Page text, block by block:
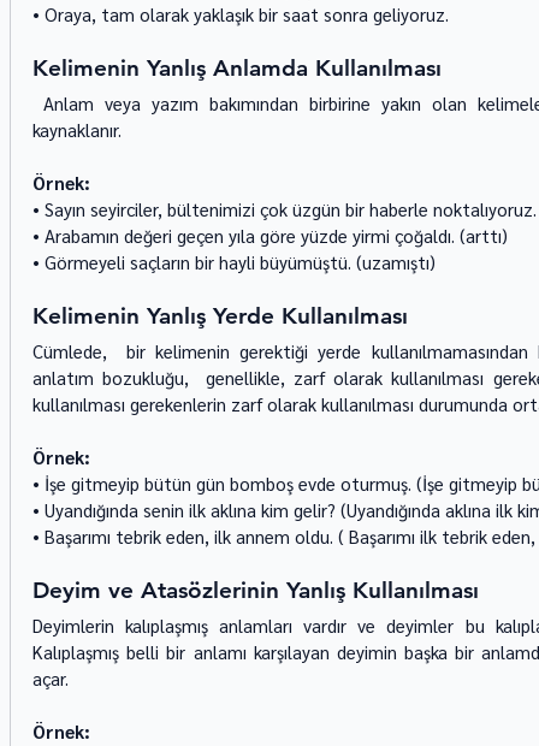
• Oraya, tam olarak yaklaşık bir saat sonra geliyoruz.
Kelimenin Yanlış Anlamda Kullanılması
kaynaklanır.
Örnek:
• Sayın seyirciler, bültenimizi çok üzgün bir haberle
• Arabamın değeri geçen yıla göre yüzde yirmi çoğaldı. (arttı)
• Görmeyeli saçların bir hayli büyümüştü. (uzamıştı)
Kelimenin Yanlış Yerde Kullanılması
Cümlede,  bir kelimenin gerektiği yerde
anlatım bozukluğu,  genellikle, zarf olarak kullanılması
kullanılması gerekenlerin zarf olarak kullanılması durumunda
Örnek:
• İşe gitmeyip bütün gün bomboş evde oturmuş. (İşe gitmeyip
• Uyandığında senin ilk aklına kim gelir? (Uyandığında aklına ilk
• Başarımı tebrik eden, ilk annem oldu. ( Başarımı ilk tebrik
Deyim ve Atasözlerinin Yanlış Kullanılması
Deyimlerin kalıplaşmış anlamları vardır ve deyimler bu
Kalıplaşmış belli bir anlamı karşılayan deyimin başka bir
açar.
Örnek: